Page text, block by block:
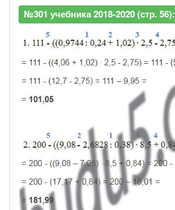
№301 учебника 2018-2020 (стр. 56):